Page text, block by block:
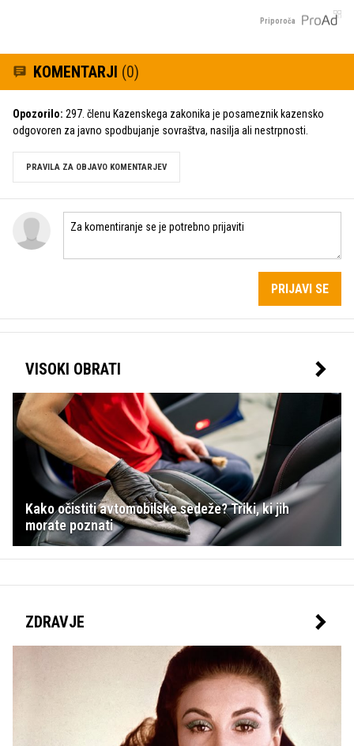
Priporoča
KOMENTARJI (0)
Opozorilo: 297. členu Kazenskega zakonika je posameznik kazensko
odgovoren za javno spodbujanje sovraštva, nasilja ali nestrpnosti.
PRAVILA ZA OBJAVO KOMENTARJEV
PRIJAVI SE
VISOKI OBRATI
Kako očistiti avtomobilske sedeže? Triki, ki jih
morate poznati
ZDRAVJE